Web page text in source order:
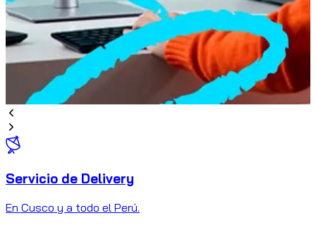
Servicio de Delivery
En Cusco y a todo el Perú.